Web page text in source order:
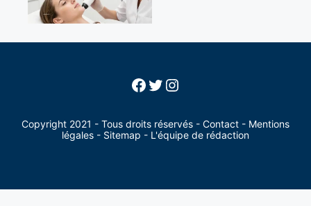
Facebook
Twitter
Instagram
Copyright 2021 - Tous droits réservés - Contact - Mentions
légales - Sitemap - L'équipe de rédaction